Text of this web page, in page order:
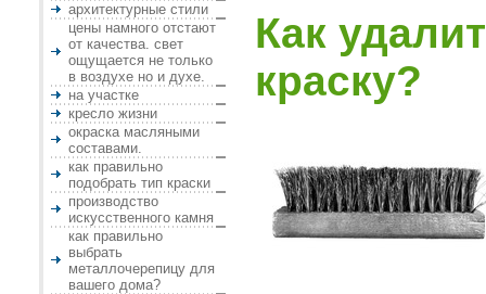
архитектурные стили
цены намного отстают
от качества. свет
ощущается не только
в воздухе но и духе.
на участке
кресло жизни
окраска масляными
составами.
как правильно
подобрать тип краски
производство
искусственного камня
как правильно
выбрать
металлочерепицу для
вашего дома?
Как
краску?